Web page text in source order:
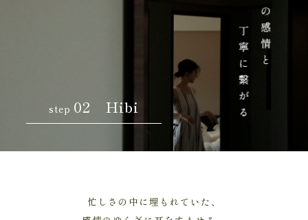
step 02 Hibi
忙しさの中に埋もれていた、